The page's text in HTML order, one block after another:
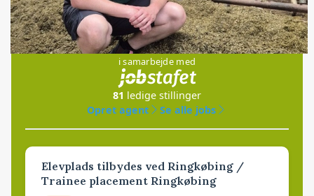
Jobs
i samarbejde med
81 ledige stillinger
Opret agent
Se alle jobs
Elevplads tilbydes ved Ringkøbing /
Trainee placement Ringkøbing